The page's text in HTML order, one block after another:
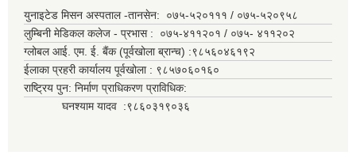
युनाइटेड मिसन अस्पताल -तानसेन: ०७५-५२०१११ / ०७५-५२०९५८
लुम्बिनी मेडिकल कलेज - प्रभास : ०७५-४११२०१ / ०७५- ४११२०२
ग्लोबल आई. एम. ई. बैंक (पूर्वखोला ब्रान्च) :९८५६०४६१९२
ईलाका प्रहरी कार्यालय पूर्वखोला : ९८५७०६०१६०
राष्ट्रिय पुन: निर्माण प्राधिकरण प्राविधिक:
घनश्याम यादव :९८६०३१९०३६